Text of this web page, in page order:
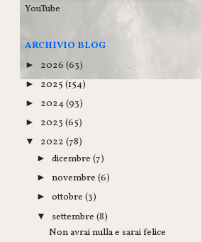
YouTube
ARCHIVIO BLOG
► 2026 (63)
► 2025 (154)
► 2024(93)
► 2023 (65)
▼ 2022 (78)
►dicembre(7)
►novembre(6)
►ottobre(3)
▼ settembre(8)
Non avrai nulla e sarai felice